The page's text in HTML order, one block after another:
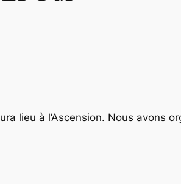
lieu à l’Ascension. Nous avons